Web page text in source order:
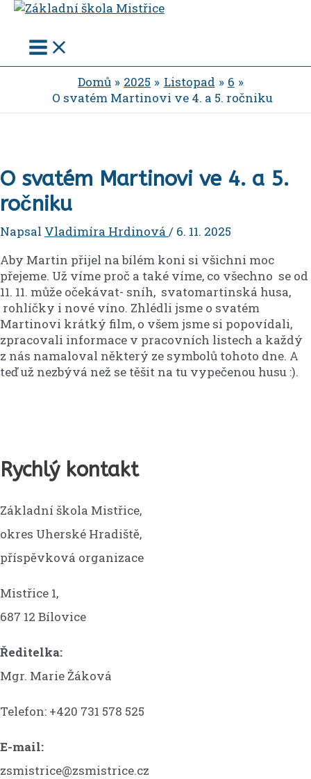
Přeskočit
obsah
Main
Menu
Domů 2025 Listopad
6
O svatém Martinovi ve 4. a 5. ročniku
O svatém Martinovi ve 4. a 5.
ročniku
Napsal Vladimíra Hrdinová / 6. 11. 2025
Aby Martin přijel na bílém koni si všichni moc
přejeme. Už víme proč a také víme, co všechno se od
11. 11. může očekávat- sníh, svatomartinská husa,
rohlíčky i nové víno. Zhlédli jsme o svatém
Martinovi krátký film, o všem jsme si popovídali,
zpracovali informace v pracovních listech a každý
z nás namaloval některý ze symbolů tohoto dne. A
teď už nezbývá než se těšit na tu vypečenou husu :).
Rychlý kontakt
Základní škola Mistřice,
okres Uherské Hradiště,
příspěvková organizace
Mistřice 1,
687 12 Bílovice
Ředitelka:
Mgr. Marie Žáková
Telefon: +420 731 578 525
E-mail:
zsmistrice@zsmistrice.cz